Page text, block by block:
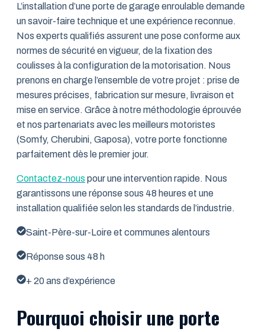
L’installation d’une porte de garage enroulable demande
un savoir-faire technique et une expérience reconnue.
Nos experts qualifiés assurent une pose conforme aux
normes de sécurité en vigueur, de la fixation des
coulisses à la configuration de la motorisation. Nous
prenons en charge l’ensemble de votre projet : prise de
mesures précises, fabrication sur mesure, livraison et
mise en service. Grâce à notre méthodologie éprouvée
et nos partenariats avec les meilleurs motoristes
(Somfy, Cherubini, Gaposa), votre porte fonctionne
parfaitement dès le premier jour.
Contactez-nous pour une intervention rapide. Nous
garantissons une réponse sous 48 heures et une
installation qualifiée selon les standards de l’industrie.
Saint-Père-sur-Loire et communes alentours
Réponse sous 48 h
+ 20 ans d’expérience
Pourquoi choisir une porte